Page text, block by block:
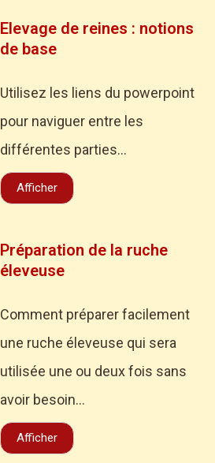
Elevage de reines : notions
de base
Utilisez les liens du powerpoint
pour naviguer entre les
différentes parties...
Afficher
Préparation de la ruche
éleveuse
Comment préparer facilement
une ruche éleveuse qui sera
utilisée une ou deux fois sans
avoir besoin...
Afficher